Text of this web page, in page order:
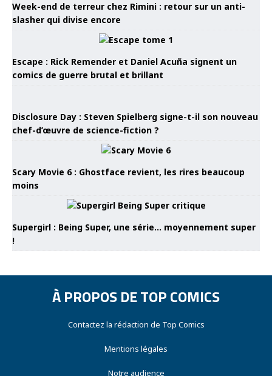
Week-end de terreur chez Rimini : retour sur un anti-
slasher qui divise encore
Escape : Rick Remender et Daniel Acuña signent un
comics de guerre brutal et brillant
Disclosure Day : Steven Spielberg signe-t-il son nouveau
chef-d’œuvre de science-fiction ?
Scary Movie 6 : Ghostface revient, les rires beaucoup
moins
Supergirl : Being Super, une série… moyennement super
!
À PROPOS DE TOP COMICS
Contactez la rédaction de Top Comics
Mentions légales
Notre audience